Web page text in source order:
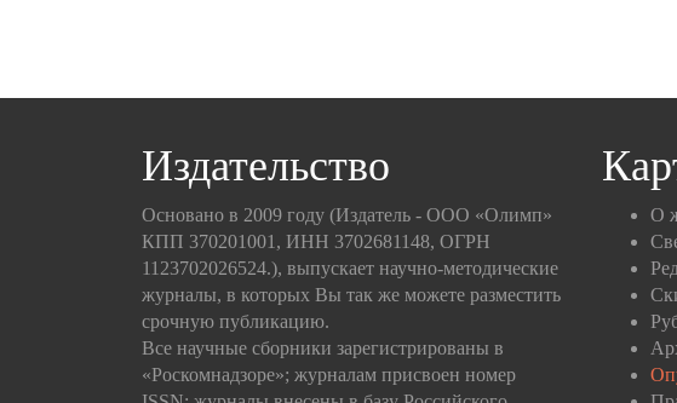
Издательство
Основано в 2009 году (Издатель - ООО «Олимп»
КПП 370201001, ИНН 3702681148, ОГРН
1123702026524.), выпускает научно-методические
журналы, в которых Вы так же можете разместить
срочную публикацию.
Все научные сборники зарегистрированы в
«Роскомнадзоре»; журналам присвоен номер
О